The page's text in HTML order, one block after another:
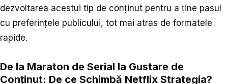
dezvoltarea acestui tip de conținut pentru a ține pasul
cu preferințele publicului, tot mai atras de formatele
rapide.
De la Maraton de Serial la Gustare de
Conținut: De ce Schimbă Netflix Strategia?